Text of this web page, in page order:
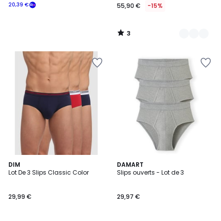
20,39 € 55,90 € -15%
3
/
DIM
Lot De 3 Slips Classic Color
29,99 €
5
/
DAMART
Slips ouverts - Lot de 3
29,97 €
3
Couleurs